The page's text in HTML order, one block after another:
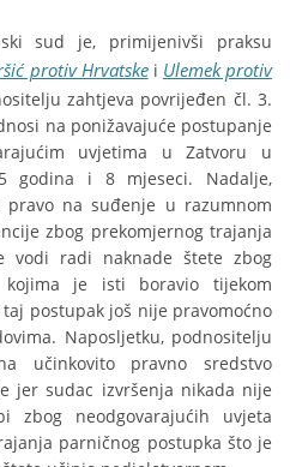
sud je, primijenivši praksu
protiv Hrvatskei Ulemek protiv
zahtjeva povrijeđen čl. 3.
na ponižavajuće postupanje
uvjetima u Zatvoru u
godina i 8 mjeseci. Nadalje,
na suđenje u razumnom
zbog prekomjernog trajanja
vodi radi naknade štete zbog
kojima je isti boravio tijekom
postupak još nije pravomoćno
Naposljetku, podnositelju
učinkovito pravno sredstvo
jer sudac izvršenja nikada nije
zbog neodgovarajućih uvjeta
parničnog postupka što je